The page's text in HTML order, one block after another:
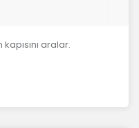
aralar.